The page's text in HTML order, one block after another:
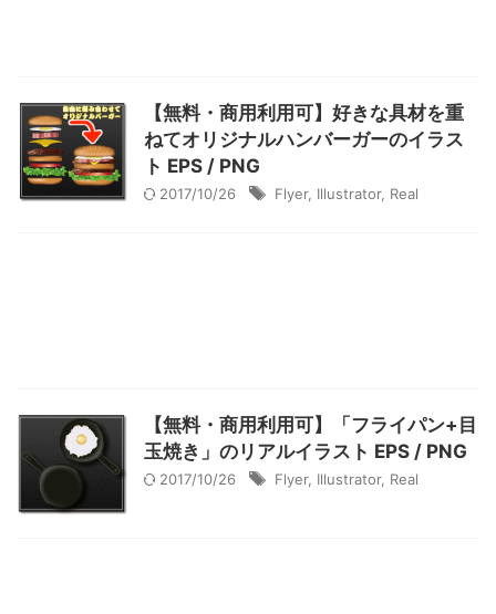
【無料・商用利用可】好きな具材を重
ねてオリジナルハンバーガーのイラス
ト EPS / PNG
2017/10/26 Flyer, Illustrator, Real
【無料・商用利用可】「フライパン+目
玉焼き」のリアルイラスト EPS / PNG
2017/10/26 Flyer, Illustrator, Real